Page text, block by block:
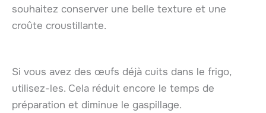
souhaitez conserver une belle texture et une
croûte croustillante.
Si vous avez des œufs déjà cuits dans le frigo,
utilisez-les. Cela réduit encore le temps de
préparation et diminue le gaspillage.